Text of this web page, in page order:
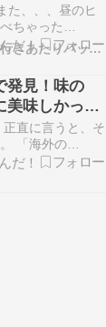
た、、、昼のヒ
ちゃった
ったんだけ
しつつ。 コロ
食べた。 ・・・
ても、あまり血
大真面目だがいつでも行きあたりバッタリ
発見！味の
美味しかっ
直に言うと、そ
「海外の
日本で食べる餃
と思っていまし